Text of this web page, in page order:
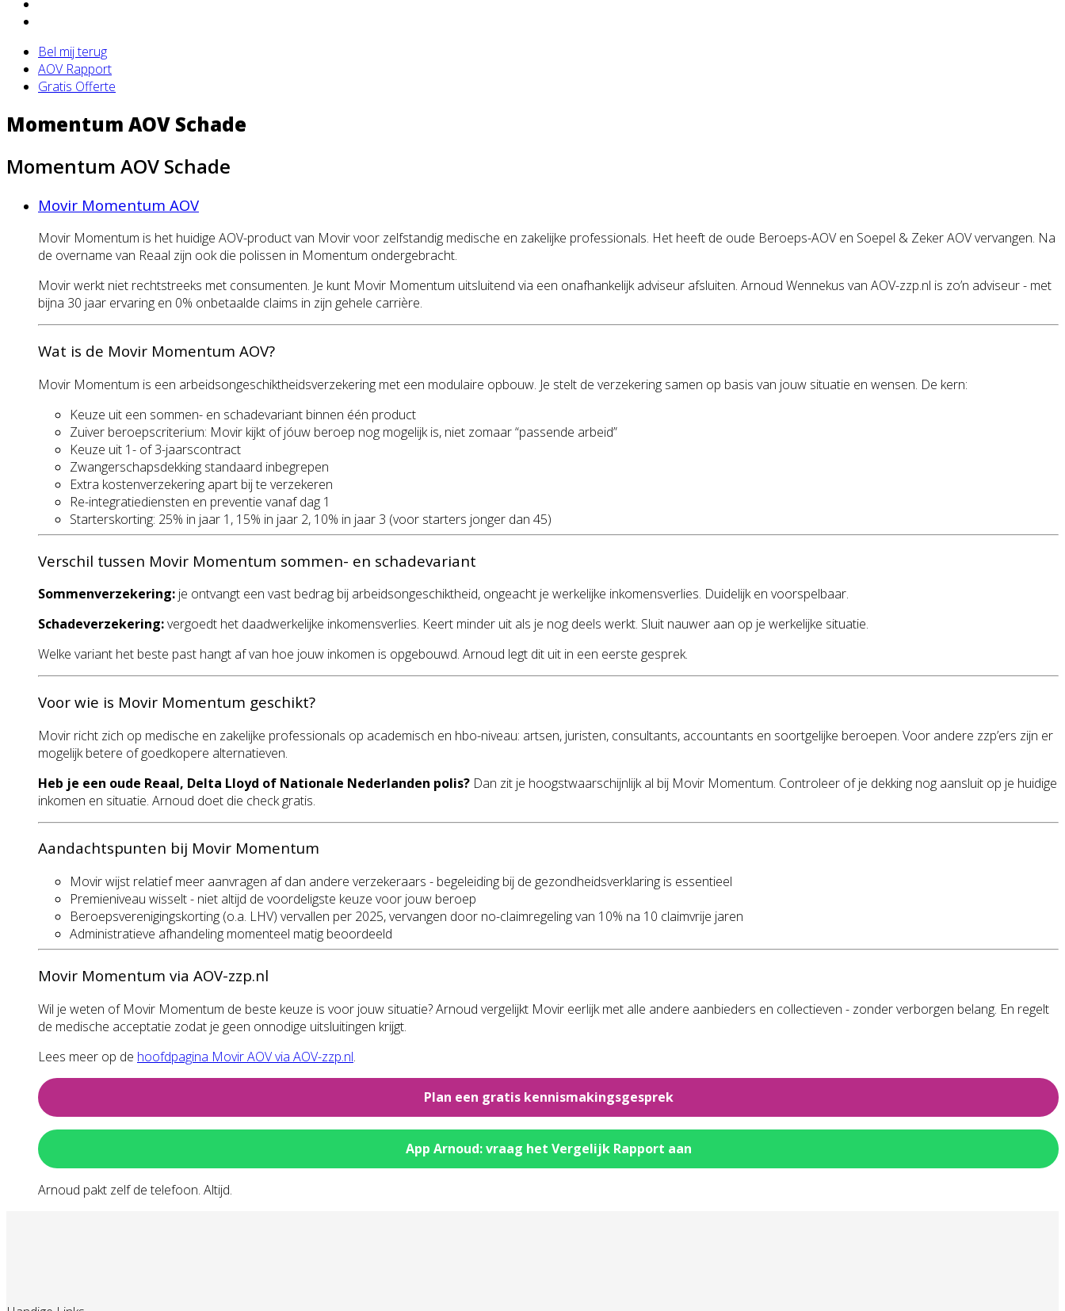
Bel mij terug
AOV Rapport
Gratis Offerte
Momentum AOV Schade
Momentum AOV Schade
Movir Momentum AOV
Movir Momentum is het huidige AOV-product van Movir voor zelfstandig medische en zakelijke professionals. Het heeft de oude Beroeps-AOV en Soepel & Zeker AOV vervangen. Na
de overname van Reaal zijn ook die polissen in Momentum ondergebracht.
Movir werkt niet rechtstreeks met consumenten. Je kunt Movir Momentum uitsluitend via een onafhankelijk adviseur afsluiten. Arnoud Wennekus van AOV-zzp.nl is zo’n adviseur - met
bijna 30 jaar ervaring en 0% onbetaalde claims in zijn gehele carrière.
Wat is de Movir Momentum AOV?
Movir Momentum is een arbeidsongeschiktheidsverzekering met een modulaire opbouw. Je stelt de verzekering samen op basis van jouw situatie en wensen. De kern:
Keuze uit een sommen- en schadevariant binnen één product
Zuiver beroepscriterium: Movir kijkt of jóuw beroep nog mogelijk is, niet zomaar “passende arbeid”
Keuze uit 1- of 3-jaarscontract
Zwangerschapsdekking standaard inbegrepen
Extra kostenverzekering apart bij te verzekeren
Re-integratiediensten en preventie vanaf dag 1
Starterskorting: 25% in jaar 1, 15% in jaar 2, 10% in jaar 3 (voor starters jonger dan 45)
Verschil tussen Movir Momentum sommen- en schadevariant
Sommenverzekering: je ontvangt een vast bedrag bij arbeidsongeschiktheid, ongeacht je werkelijke inkomensverlies. Duidelijk en voorspelbaar.
Schadeverzekering:vergoedt het daadwerkelijke inkomensverlies. Keert minder uit als je nog deels werkt. Sluit nauwer aan op je werkelijke situatie.
Welke variant het beste past hangt af van hoe jouw inkomen is opgebouwd. Arnoud legt dit uit in een eerste gesprek.
Voor wie is Movir Momentum geschikt?
Movir richt zich op medische en zakelijke professionals op academisch en hbo-niveau: artsen, juristen, consultants, accountants en soortgelijke beroepen. Voor andere zzp’ers zijn er
mogelijk betere of goedkopere alternatieven.
Heb je een oude Reaal, Delta Lloyd of Nationale Nederlanden polis? Dan zit je hoogstwaarschijnlijk al bij Movir Momentum. Controleer of je dekking nog aansluit op je huidige
inkomen en situatie. Arnoud doet die check gratis.
Aandachtspunten bij Movir Momentum
Movir wijst relatief meer aanvragen af dan andere verzekeraars - begeleiding bij de gezondheidsverklaring is essentieel
Premieniveau wisselt - niet altijd de voordeligste keuze voor jouw beroep
Beroepsverenigingskorting (o.a. LHV) vervallen per 2025, vervangen door no-claimregeling van 10% na 10 claimvrije jaren
Administratieve afhandeling momenteel matig beoordeeld
Movir Momentum via AOV-zzp.nl
Wil je weten of Movir Momentum de beste keuze is voor jouw situatie? Arnoud vergelijkt Movir eerlijk met alle andere aanbieders en collectieven - zonder verborgen belang. En regelt
de medische acceptatie zodat je geen onnodige uitsluitingen krijgt.
Lees meer op de hoofdpagina Movir AOV via AOV-zzp.nl.
Plan een gratis kennismakingsgesprek
App Arnoud: vraag het Vergelijk Rapport aan
Arnoud pakt zelf de telefoon. Altijd.